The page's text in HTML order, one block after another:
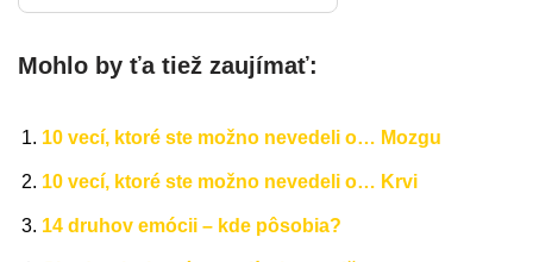
Mohlo by ťa tiež zaujímať:
10 vecí, ktoré ste možno nevedeli o… Mozgu
10 vecí, ktoré ste možno nevedeli o… Krvi
14 druhov emócii – kde pôsobia?